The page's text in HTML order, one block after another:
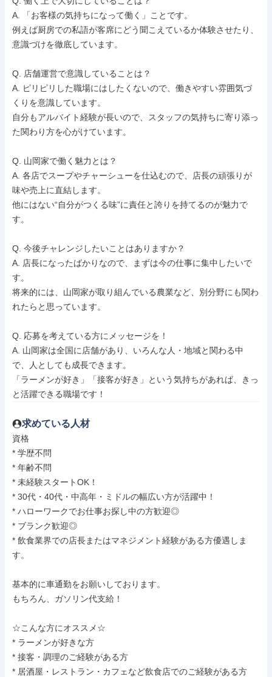
A. 「お客様の気持ちになって働く」ことです。
例えば厨房での私語が客席にどう聞こえているか体験させたり、
意識づけを徹底しています。
Q. 店舗運営で意識していることは？
A. ピリピリした職場にはしたくないので、働きやすい雰囲気づ
くりを意識しています。
自分もアルバイト経験が長いので、スタッフの気持ちに寄り添っ
た関わり方を心がけています。
Q. 山岡家で働く魅力とは？
A. 各店でスープやチャーシューを仕込むので、店長の頑張りが
味や売上に直結します。
他にはない“自分がつくる味”に責任と誇りを持てるのが魅力で
す。
Q. 今後チャレンジしたいことはありますか？
A. 店長になったばかりなので、まずは今の仕事に集中したいで
す。
将来的には、山岡家が取り組んでいる農業など、別分野にも関わ
れたらと思っています。
Q. 応募を考えている方にメッセージを！
A. 山岡家は全国に店舗があり、いろんな人・地域と関わる中
で、人としても成長できます。
「ラーメンが好き」「接客が好き」という気持ちがあれば、きっ
と活躍できる職場です！
求めている人材
資格
* 学歴不問
* 年齢不問
* 未経験スタートOK！
* 30代・40代・中高年・ミドルの幅広い方が活躍中！
* ハローワークでお仕事お探し中の方歓迎◎
* ブランク歓迎◎
* 飲食業界での店長またはマネジメント経験がある方優遇しま
す。
基本的に車通勤をお願いしております。
もちろん、ガソリン代支給！
☆こんな方にオススメ☆
* ラーメンが好きな方
* 接客・調理のご経験がある方
* 居酒屋・レストラン・カフェなど飲食店でのご経験がある方